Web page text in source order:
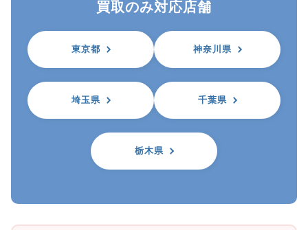
買取のみ対応店舗
東京都 神奈川県
埼玉県 千葉県
栃木県